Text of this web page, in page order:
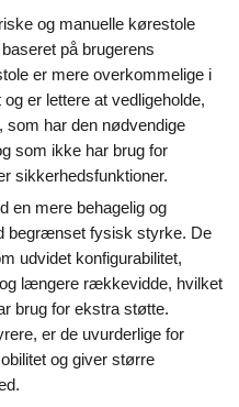
og manuelle kørestole
på brugerens
er mere overkommelige i
er lettere at vedligeholde,
som har den nødvendige
som ikke har brug for
sikkerhedsfunktioner.
en mere behagelig og
begrænset fysisk styrke. De
udvidet konfigurabilitet,
længere rækkevidde, hvilket
brug for ekstra støtte.
er de uvurderlige for
og giver større